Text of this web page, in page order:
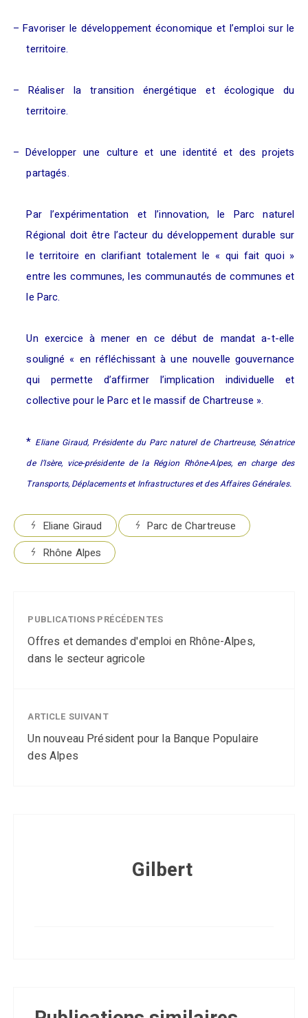
– Favoriser le développement économique et l’emploi sur le
territoire.
–
Réaliser la transition énergétique et écologique du
territoire.
– Développer une culture et une identité et des projets
partagés.
Par l’expérimentation et l’innovation, le Parc naturel
Régional doit être l’acteur du développement durable sur
le territoire en clarifiant totalement le « qui fait quoi »
entre les communes, les communautés de communes et
le Parc.
Un exercice à mener en ce début de mandat a-t-elle
souligné « en réfléchissant à une nouvelle gouvernance
qui permette d’affirmer l’implication individuelle et
collective pour le Parc et le massif de Chartreuse ».
* Eliane Giraud, Présidente du Parc naturel de Chartreuse, Sénatrice
de l’Isère, vice-présidente de la Région Rhône-Alpes, en charge des
Transports, Déplacements et Infrastructures et des Affaires Générales.
Eliane Giraud
Parc de Chartreuse
Rhône Alpes
PUBLICATIONS PRÉCÉDENTES
Offres et demandes d'emploi en Rhône-Alpes,
dans le secteur agricole
ARTICLE SUIVANT
Un nouveau Président pour la Banque Populaire
des Alpes
Gilbert